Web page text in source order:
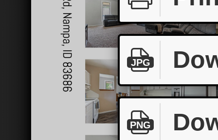
JPG
PNG